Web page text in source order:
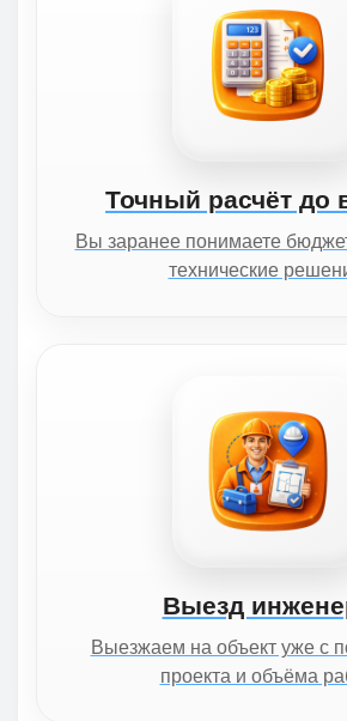
Точный расчёт до
Вы заранее понимаете
технические
Выезд
Выезжаем на объект уже с
проекта и объёма